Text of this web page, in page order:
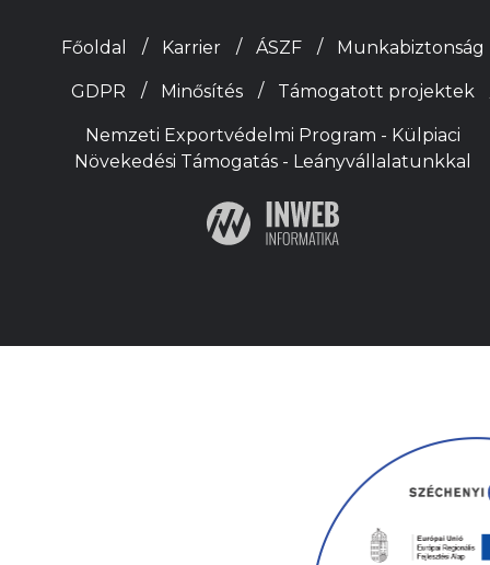
Főoldal Karrier ÁSZF Munkabiztonság
GDPR Minősítés Támogatott projektek
Nemzeti Exportvédelmi Program - Külpiaci
Növekedési Támogatás - Leányvállalatunkkal